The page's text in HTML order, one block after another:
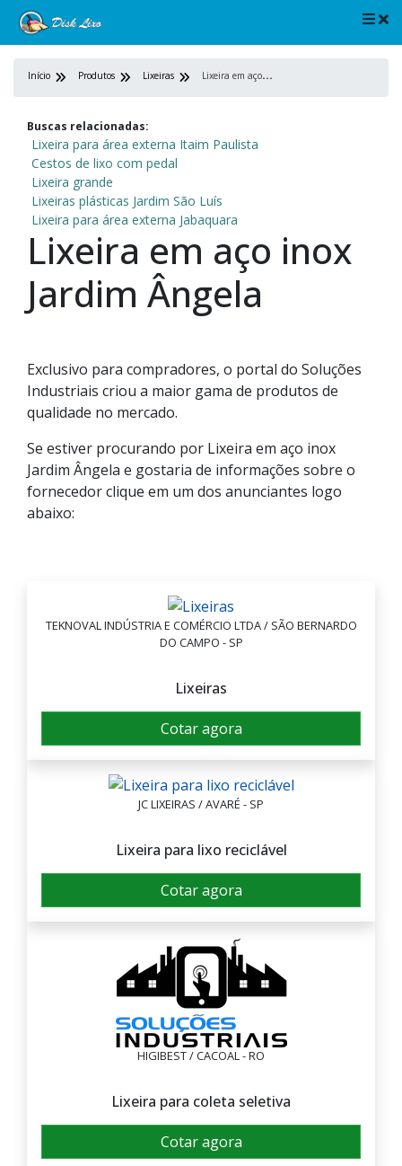
Início Produtos Lixeiras L
ixeira em aço inox Jardim Ângela
Buscas relacionadas:
Lixeira para área externa Itaim Paulista
Cestos de lixo com pedal
Lixeira grande
Lixeiras plásticas Jardim São Luís
Lixeira para área externa Jabaquara
Lixeira em aço inox
Jardim Ângela
Exclusivo para compradores, o portal do Soluções
Industriais criou a maior gama de produtos de
qualidade no mercado.
Se estiver procurando por Lixeira em aço inox
Jardim Ângela e gostaria de informações sobre o
fornecedor clique em um dos anunciantes logo
abaixo:
TEKNOVAL INDÚSTRIA E COMÉRCIO LTDA / SÃO BERNARDO
DO CAMPO - SP
Lixeiras
Cotar agora
JC LIXEIRAS / AVARÉ - SP
Lixeira para lixo reciclável
Cotar agora
HIGIBEST / CACOAL - RO
Lixeira para coleta seletiva
Cotar agora